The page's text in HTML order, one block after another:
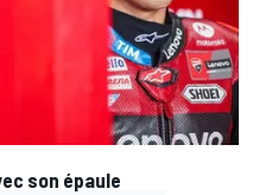
son épaule